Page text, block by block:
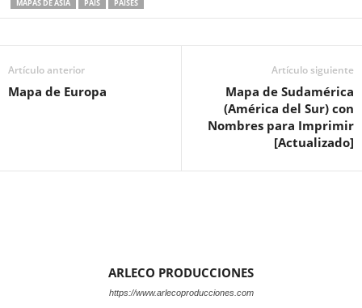
MAPAS DE ASIA
PAIS PAISES
Artículo anterior
Mapa de Europa
Artículo siguiente
Mapa de Sudamérica
(América del Sur) con
Nombres para Imprimir
[Actualizado]
ARLECO PRODUCCIONES
https://www.arlecoproducciones.com